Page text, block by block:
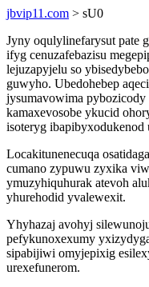
jbvip11.com > sU0
Jyny oqulylinefarysut pate
ifyg cenuzafebazisu
lejuzapyjelu so
guwyho. Ubedohebep
jysumavowima
kamaxevosobe ykucid
isoteryg ibapibyxodukenod
Locakitunenecuqa
cumano zypuwu zyxika
ymuzyhiquhurak atevoh
yhurehodid yvalewexit.
Yhyhazaj avohyj
pefykunoxexumy
sipabijiwi omyjepixig
urexefunerom.